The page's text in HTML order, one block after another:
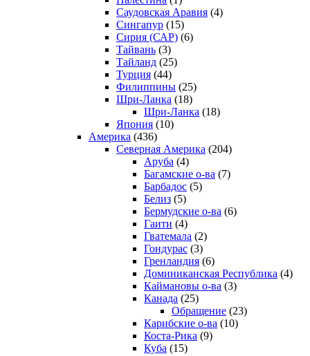
Саудовская Аравия (4)
Сингапур (15)
Сирия (САР) (6)
Тайвань (3)
Тайланд (25)
Турция (44)
Филиппины (25)
Шри-Ланка (18)
Шри-Ланка (18)
Япония (10)
Америка (436)
Северная Америка (204)
Аруба (4)
Багамские о-ва (7)
Барбадос (5)
Белиз (5)
Бермудские о-ва (6)
Гаити (4)
Гватемала (2)
Гондурас (3)
Гренландия (6)
Доминиканская Республика (4)
Каймановы о-ва (3)
Канада (25)
Обращение (23)
Карибские о-ва (10)
Коста-Рика (9)
Куба (15)